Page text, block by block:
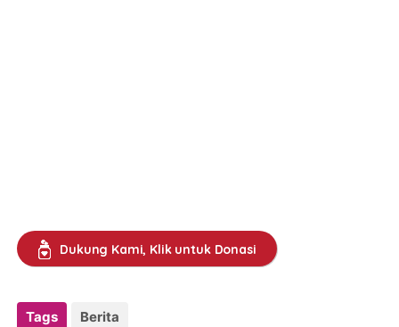
Dukung Kami, Klik untuk Donasi
Tags Berita